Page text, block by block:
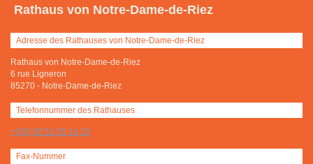
Rathaus von Notre-Dame-de-Riez
Adresse des Rathauses von Notre-Dame-de-Riez
Rathaus von Notre-Dame-de-Riez
6 rue Ligneron
85270 - Notre-Dame-de-Riez
Telefonnummer des Rathauses
+(33) 02 51 55 14 15
Fax-Nummer